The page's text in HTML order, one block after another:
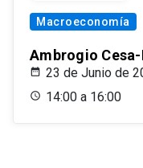
Macroeconomía
Ambrogio
23 de Junio de
14:00 a 16:00